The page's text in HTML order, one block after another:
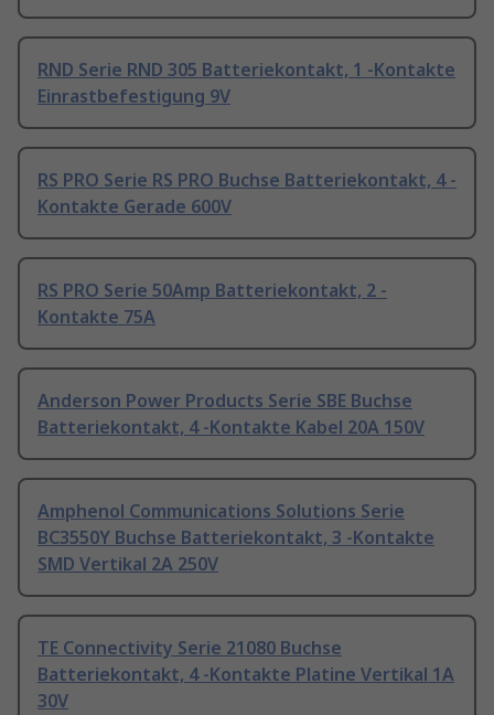
RND Serie RND 305 Batteriekontakt, 1 -Kontakte
Einrastbefestigung 9V
RS PRO Serie RS PRO Buchse Batteriekontakt, 4 -
Kontakte Gerade 600V
RS PRO Serie 50Amp Batteriekontakt, 2 -
Kontakte 75A
Anderson Power Products Serie SBE Buchse
Batteriekontakt, 4 -Kontakte Kabel 20A 150V
Amphenol Communications Solutions Serie
BC3550Y Buchse Batteriekontakt, 3 -Kontakte
SMD Vertikal 2A 250V
TE Connectivity Serie 21080 Buchse
Batteriekontakt, 4 -Kontakte Platine Vertikal 1A
30V